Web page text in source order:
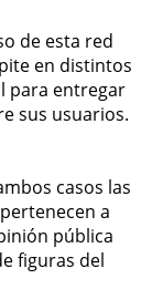
de esta red
en distintos
para entregar
sus usuarios.
casos las
a
pública
figuras del